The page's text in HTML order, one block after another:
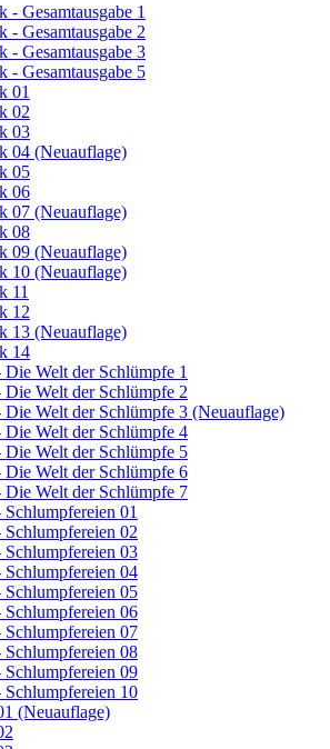
- Gesamtausgabe 1
- Gesamtausgabe 2
- Gesamtausgabe 3
- Gesamtausgabe 5
01
02
03
04 (Neuauflage)
05
06
07 (Neuauflage)
08
09 (Neuauflage)
10 (Neuauflage)
11
12
13 (Neuauflage)
14
Welt der Schlümpfe 1
Welt der Schlümpfe 2
Welt der Schlümpfe 3 (Neuauflage)
Welt der Schlümpfe 4
Welt der Schlümpfe 5
Welt der Schlümpfe 6
Welt der Schlümpfe 7
01
02
03
04
05
06
07
08
09
10
(Neuauflage)